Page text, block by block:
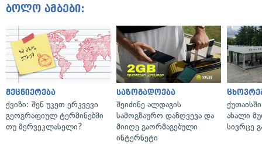
ბოლო ამბები:
მეცნიერება
ქვიზი: შენ უკეთ ერკვევი
გეოგრაფიულ ტერმინებში
თუ მერვეკლასელი?
საზოგადოება
შეიძინე ალდაგის
სამოგზაურო დაზღვევა და
მიიღე გაორმაგებული
ინტერნეტი
ახალი
სივრცე